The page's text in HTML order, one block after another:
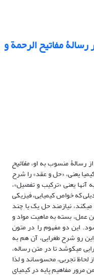
مفاتیح ‏الرحمة و
مفاتیح
یعنی، «حل و عقد» را شرح
یعنی «ترکیب و تفصیل»،
که خواص کیمیایی، فیزیکی
نیازمند حل یک یا چند
بسته به ماهیت مواد و
این دو مفهوم را در متون
رو شرح طغرایی، آن هم به
می‏کوشد تا در متن رساله،
لحاظ تجربی، محسوس‏اند و لذا
مرور مفاهیم پایه در کیمیای